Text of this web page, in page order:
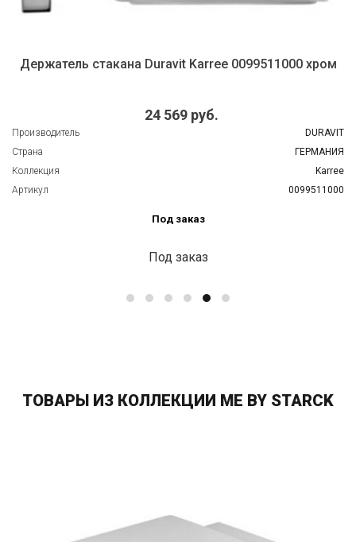
Держатель стакана Duravit Karree 0099511000 хром
24 569 руб.
Производитель
DURAVIT
Страна
ГЕРМАНИЯ
Коллекция
Karree
Артикул
0099511000
Под заказ
Под заказ
ТОВАРЫ ИЗ КОЛЛЕКЦИИ ME BY STARCK